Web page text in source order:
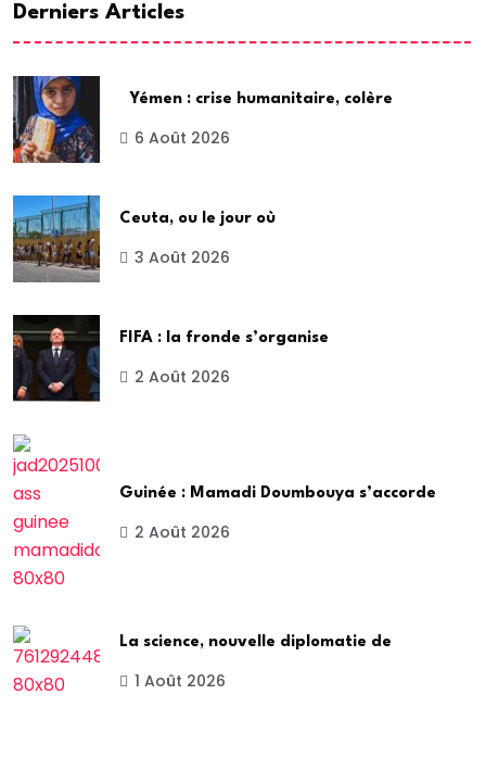
Derniers Articles
Yémen : crise humanitaire, colère
6 Août 2026
Ceuta, ou le jour où
3 Août 2026
FIFA : la fronde s’organise
2 Août 2026
Guinée : Mamadi Doumbouya s’accorde
2 Août 2026
La science, nouvelle diplomatie de
1 Août 2026